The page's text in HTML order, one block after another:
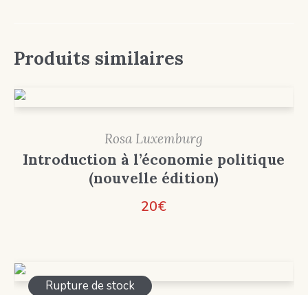
Produits similaires
Rosa Luxemburg
Introduction à l’économie politique
(nouvelle édition)
20€
Rupture de stock